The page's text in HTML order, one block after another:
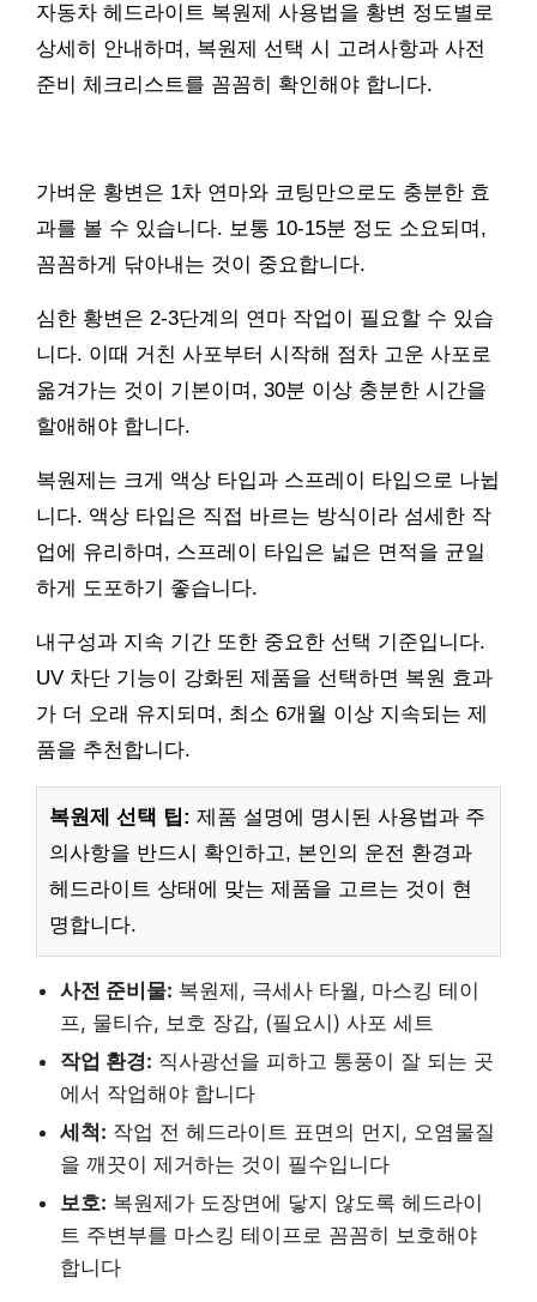
자동차 헤드라이트 복원제 사용법을 황변 정도별로
상세히 안내하며, 복원제 선택 시 고려사항과 사전
준비 체크리스트를 꼼꼼히 확인해야 합니다.
가벼운 황변은 1차 연마와 코팅만으로도 충분한 효
과를 볼 수 있습니다. 보통 10-15분 정도 소요되며,
꼼꼼하게 닦아내는 것이 중요합니다.
심한 황변은 2-3단계의 연마 작업이 필요할 수 있습
니다. 이때 거친 사포부터 시작해 점차 고운 사포로
옮겨가는 것이 기본이며, 30분 이상 충분한 시간을
할애해야 합니다.
복원제는 크게 액상 타입과 스프레이 타입으로 나뉩
니다. 액상 타입은 직접 바르는 방식이라 섬세한 작
업에 유리하며, 스프레이 타입은 넓은 면적을 균일
하게 도포하기 좋습니다.
내구성과 지속 기간 또한 중요한 선택 기준입니다.
UV 차단 기능이 강화된 제품을 선택하면 복원 효과
가 더 오래 유지되며, 최소 6개월 이상 지속되는 제
품을 추천합니다.
복원제 선택 팁: 제품 설명에 명시된 사용법과 주
의사항을 반드시 확인하고, 본인의 운전 환경과
헤드라이트 상태에 맞는 제품을 고르는 것이 현
명합니다.
사전 준비물: 복원제, 극세사 타월, 마스킹 테이
프, 물티슈, 보호 장갑, (필요시) 사포 세트
작업 환경: 직사광선을 피하고 통풍이 잘 되는 곳
에서 작업해야 합니다
세척: 작업 전 헤드라이트 표면의 먼지, 오염물질
을 깨끗이 제거하는 것이 필수입니다
보호: 복원제가 도장면에 닿지 않도록 헤드라이
트 주변부를 마스킹 테이프로 꼼꼼히 보호해야
합니다